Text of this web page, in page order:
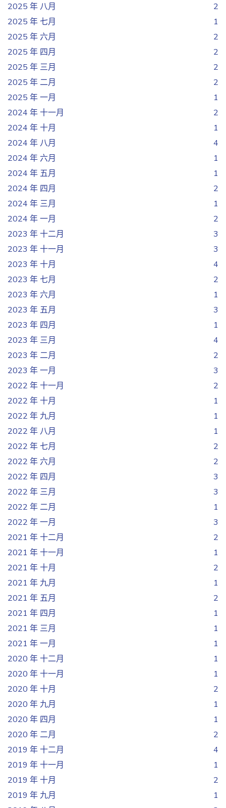
2025 年 八月
2
2025 年 七月
1
2025 年 六月
2
2025 年 四月
2
2025 年 三月
2
2025 年 二月
2
2025 年 一月
1
2024 年 十一月
2
2024 年 十月
1
2024 年 八月
4
2024 年 六月
1
2024 年 五月
1
2024 年 四月
2
2024 年 三月
1
2024 年 一月
2
2023 年 十二月
3
2023 年 十一月
3
2023 年 十月
4
2023 年 七月
2
2023 年 六月
1
2023 年 五月
3
2023 年 四月
1
2023 年 三月
4
2023 年 二月
2
2023 年 一月
3
2022 年 十一月
2
2022 年 十月
1
2022 年 九月
1
2022 年 八月
1
2022 年 七月
2
2022 年 六月
2
2022 年 四月
3
2022 年 三月
3
2022 年 二月
1
2022 年 一月
3
2021 年 十二月
2
2021 年 十一月
1
2021 年 十月
2
2021 年 九月
1
2021 年 五月
2
2021 年 四月
1
2021 年 三月
1
2021 年 一月
1
2020 年 十二月
1
2020 年 十一月
1
2020 年 十月
2
2020 年 九月
1
2020 年 四月
1
2020 年 二月
2
2019 年 十二月
4
2019 年 十一月
1
2019 年 十月
2
2019 年 九月
1